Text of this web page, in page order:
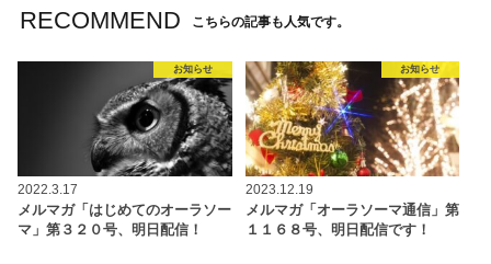
RECOMMEND こちらの記事も人気です。
お知らせ
2022.3.17
メルマガ「はじめてのオーラソー
マ」第３２０号、明日配信！
お知らせ
2023.12.19
メルマガ「オーラソーマ通信」第
１１６８号、明日配信です！